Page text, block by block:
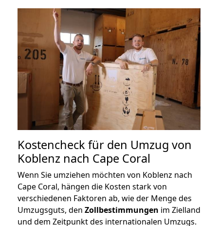
Kostencheck für den Umzug von
Koblenz nach Cape Coral
Wenn Sie umziehen möchten von Koblenz nach
Cape Coral, hängen die Kosten stark von
verschiedenen Faktoren ab, wie der Menge des
Umzugsguts, den Zollbestimmungen im Zielland
und dem Zeitpunkt des internationalen Umzugs.